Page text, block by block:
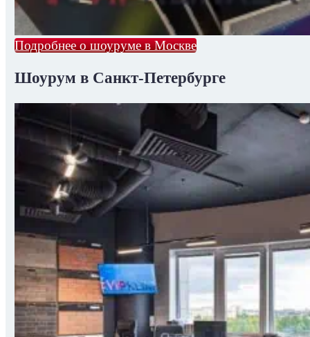
Подробнее о шоуруме в Москве
Шоурум в Санкт-Петербурге